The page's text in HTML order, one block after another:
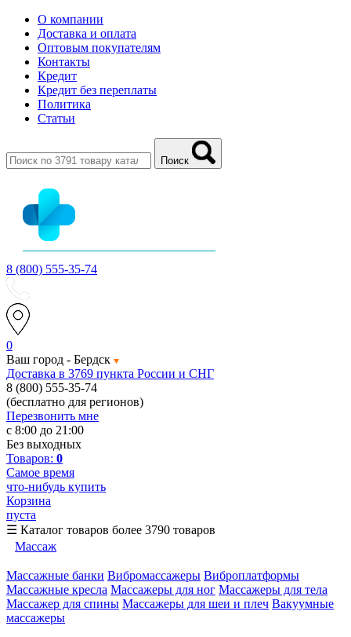
О компании
Доставка и оплата
Оптовым покупателям
Контакты
Кредит
Кредит без переплаты
Политика
Статьи
Поиск
8 (800) 555-35-74
0
Ваш город - Бердск
Доставка в 3769 пункта России и СНГ
8 (800) 555-35-74
(бесплатно для регионов)
Перезвонить мне
с 8:00 до 21:00
Без выходных
Товаров: 0
Самое время
что-нибудь купить
Корзина
пуста
☰ Каталог товаров более 3790 товаров
Массаж
Массажные банки Вибромассажеры Виброплатформы
Массажные кресла Массажеры для ног Массажеры для тела
Массажер для спины Массажеры для шеи и плеч Вакуумные
массажеры